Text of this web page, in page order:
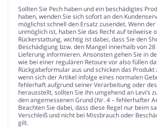
Sollten Sie Pech haben und ein beschädigtes
haben, wenden Sie sich sofort an den
möglichst schnell den Ersatz zusendet. Wenn
unmöglich ist, haben Sie das Recht auf teilweise
Rückerstattung, wichtig ist dabei, dass Sie den
Beschädigung bzw. den Mangel innerhalb von
Lieferung informieren. Ansonsten gehen Sie in
wie bei einer regulären Retoure vor also füllen
Rückgabeformular aus und schicken das Produkt
wenn sich der Artikel infolge eines normalen
fehlerhaft aufgrund seiner Verarbeitung oder
herausstellt, sollten Sie ihn umgehend an Levi’s
den angemessenen Grund (Nr. 4 – fehlerhafter
Beachten Sie dabei, dass diese Regel nur beim
Verschleiß und nicht bei Missbrauch oder
gilt.